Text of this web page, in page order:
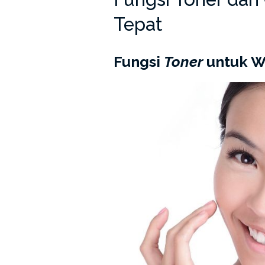
Tepat
Fungsi Toneruntuk